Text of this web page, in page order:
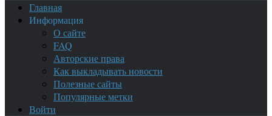
Главная
Информация
О сайте
FAQ
Авторские права
Как выкладывать новости
Полезные сайты
Популярные метки
Войти